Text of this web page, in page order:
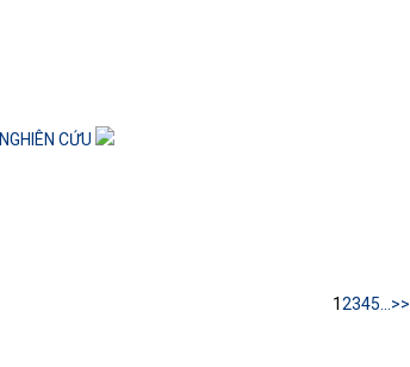
CỨU
12345 >>